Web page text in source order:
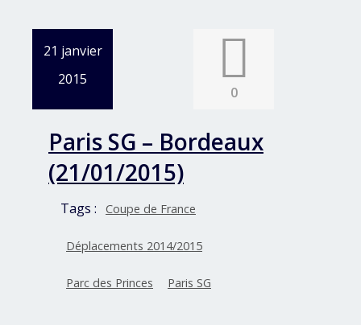
21 janvier
2015
0
Paris SG – Bordeaux
(21/01/2015)
Tags : Coupe de France
Déplacements 2014/2015
Parc des Princes Paris SG